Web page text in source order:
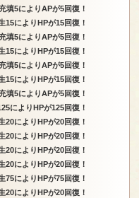
填5によりAPが5回復！
15によりHPが15回復！
填5によりAPが5回復！
15によりHPが15回復！
填5によりAPが5回復！
15によりHPが15回復！
填5によりAPが5回復！
によりHPが125回復！
20によりHPが20回復！
20によりHPが20回復！
20によりHPが20回復！
20によりHPが20回復！
75によりHPが75回復！
20によりHPが20回復！